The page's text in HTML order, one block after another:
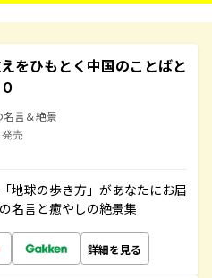
をひもとく中国のことばと
名言＆絶景
売
地球の歩き方」があなたにお届
名言と癒やしの絶景集
詳細を見る